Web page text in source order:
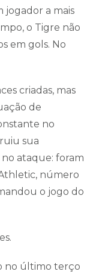
jogador a mais
o Tigre não
em gols. No
criadas, mas
de
no
sua
ataque: foram
número
o jogo do
no último terço